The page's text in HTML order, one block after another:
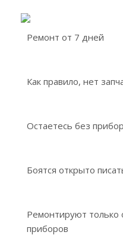
Ремонт от 7 дней
Как правило, нет
Остаетесь без
Боятся открыто
Ремонтируют
приборов